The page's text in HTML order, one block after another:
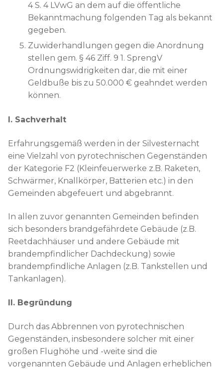
4 S. 4 LVwG an dem auf die öffentliche
Bekanntmachung folgenden Tag als bekannt
gegeben.
Zuwiderhandlungen gegen die Anordnung
stellen gem. § 46 Ziff. 9 1. SprengV
Ordnungswidrigkeiten dar, die mit einer
Geldbuße bis zu 50.000 € geahndet werden
können.
I. Sachverhalt
Erfahrungsgemäß werden in der Silvesternacht
eine Vielzahl von pyrotechnischen Gegenständen
der Kategorie F2 (Kleinfeuerwerke z.B. Raketen,
Schwärmer, Knallkörper, Batterien etc.) in den
Gemeinden abgefeuert und abgebrannt.
In allen zuvor genannten Gemeinden befinden
sich besonders brandgefährdete Gebäude (z.B.
Reetdachhäuser und andere Gebäude mit
brandempfindlicher Dachdeckung) sowie
brandempfindliche Anlagen (z.B. Tankstellen und
Tankanlagen).
II. Begründung
Durch das Abbrennen von pyrotechnischen
Gegenständen, insbesondere solcher mit einer
großen Flughöhe und -weite sind die
vorgenannten Gebäude und Anlagen erheblichen